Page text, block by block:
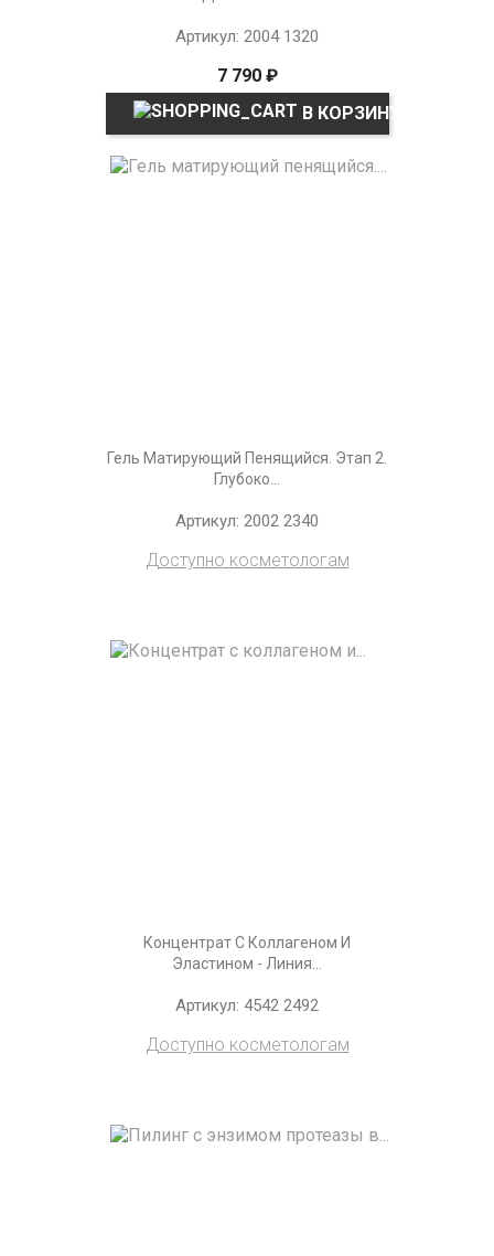
Артикул: 2004 1320
7 790 ₽
В КОРЗИНУ
Гель Матирующий Пенящийся. Этап 2.
Глубоко...
Артикул: 2002 2340
Доступно косметологам
Концентрат С Коллагеном И
Эластином - Линия...
Артикул: 4542 2492
Доступно косметологам